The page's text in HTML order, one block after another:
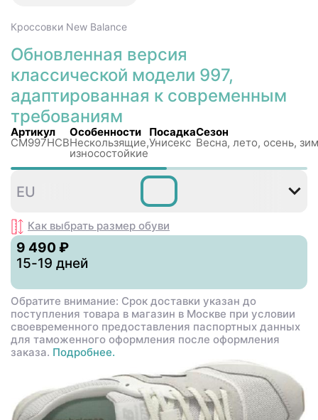
Кроссовки New Balance
Обновленная версия
классической модели 997,
адаптированная к современным
требованиям
Артикул
CM997HCB
Особенности
Нескользящиe,
износостойкие
Посадка
Унисекс
Сезон
Весна, лето, осень,
,5
EU
Как выбрать размер обуви
9 490 ₽
15-19 дней
Обратите внимание: Срок доставки указан до
поступления товара в магазин в Москве при условии
своевременного предоставления паспортных данных
для таможенного оформления после оформления
заказа. Подробнее.